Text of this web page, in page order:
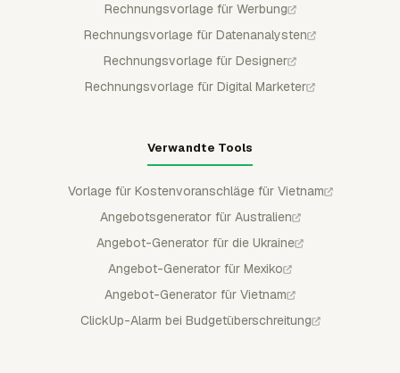
Rechnungsvorlage für Werbung
Rechnungsvorlage für Datenanalysten
Rechnungsvorlage für Designer
Rechnungsvorlage für Digital Marketer
Verwandte Tools
Vorlage für Kostenvoranschläge für Vietnam
Angebotsgenerator für Australien
Angebot-Generator für die Ukraine
Angebot-Generator für Mexiko
Angebot-Generator für Vietnam
ClickUp-Alarm bei Budgetüberschreitung